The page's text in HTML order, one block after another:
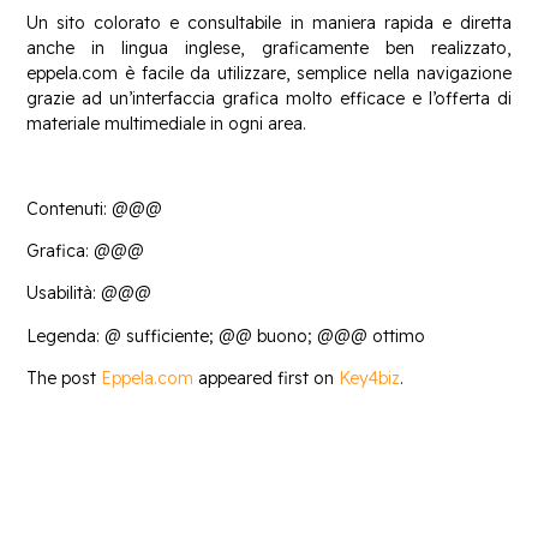
Un sito colorato e consultabile in maniera rapida e diretta
anche in lingua inglese, graficamente ben realizzato,
eppela.com è facile da utilizzare, semplice nella navigazione
grazie ad un’interfaccia grafica molto efficace e l’offerta di
materiale multimediale in ogni area.
Contenuti: @@@
Grafica: @@@
Usabilità: @@@
Legenda: @ sufficiente; @@ buono; @@@ ottimo
The post Eppela.com appeared first on Key4biz.